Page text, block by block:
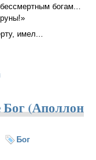
богам...
имел...
Бог (Аполлон
Бог